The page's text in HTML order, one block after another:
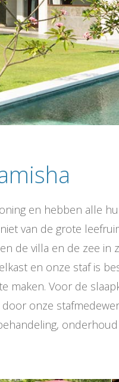
en hebben alle
van de grote
de villa en de zee in
en onze staf is
Voor de
onze